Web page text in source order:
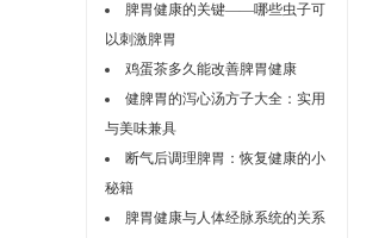
脾胃健康的关键——哪些虫子可
以刺激脾胃
鸡蛋茶多久能改善脾胃健康
健脾胃的泻心汤方子大全：实用
与美味兼具
断气后调理脾胃：恢复健康的小
秘籍
脾胃健康与人体经脉系统的关系